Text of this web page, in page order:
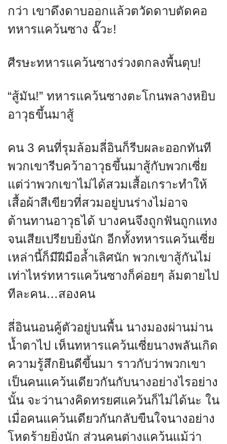
กว่า เขาดึงดาบออกแล้วตวัดดาบตัดคอ
ทหารแคว้นซาง ฉั๊วะ!
ศีรษะทหารแคว้นซางร่วงตกลงพื้นตุบ!
“สู้มัน!” ทหารแคว้นซางตะโกนพลางหยิบ
อาวุธขึ้นมาสู้
คน 3 คนที่รุมล้อมลี่อินก็รีบผละออกทันที
พวกเขารีบคว้าอาวุธขึ้นมาสู้กับพวกเซี่ย
แต่ว่าพวกเขาไม่ได้สวมเสื้อเกราะทำให้
เสื้อผ้าสีเขียวที่สวมอยู่บนร่างไม่อาจ
ต้านทานอาวุธได้ บางคนจึงถูกฟันถูกแทง
จนเสียเปรียบยิ่งนัก อีกทั้งทหารแคว้นเซี่ย
เหล่านี้ก็มีฝีมือล้ำเลิศนัก พวกเขาสู้กันไม่
เท่าไหร่ทหารแคว้นซางก็ค่อยๆ ล้มตายไป
ทีละคน…สองคน
ลี่อินนอนคู้ตัวอยู่บนพื้น นางมองผ่านม่าน
น้ำตาไป เห็นทหารแคว้นเซี่ยนางพลันเกิด
ความรู้สึกยินดีขึ้นมา ราวกับว่าพวกเขา
เป็นคนแคว้นเดียวกันกับนางอย่างไรอย่าง
นั้น จะว่านางคิดทรยศแคว้นก็ไม่ได้นะ ใน
เมื่อคนแคว้นเดียวกันกลับขืนใจนางอย่าง
โหดร้ายยิ่งนัก ส่วนคนต่างแคว้นแม้ว่า